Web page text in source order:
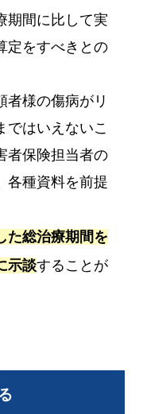
期間に比して実
定をすべきとの
様の傷病がリ
ではいえないこ
者保険担当者の
各種資料を前提
た総治療期間を
示談することが